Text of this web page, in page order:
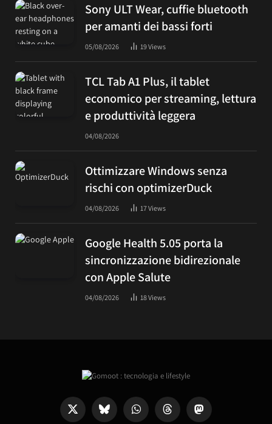
Sony ULT Wear, cuffie bluetooth
per amanti dei bassi forti
05/08/2026 19Views
TCL Tab A1 Plus, il tablet
economico per streaming, lettura
e produttività leggera
04/08/2026
Ottimizzare Windows senza
rischi con optimizerDuck
04/08/2026 17Views
Google Health 5.05 porta la
sincronizzazione bidirezionale
con Apple Salute
04/08/2026 18Views
X
Bluesky WhatsAppThreads Mastodon